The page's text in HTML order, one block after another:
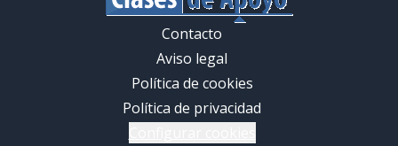
Contacto
Aviso legal
Política de cookies
Política de privacidad